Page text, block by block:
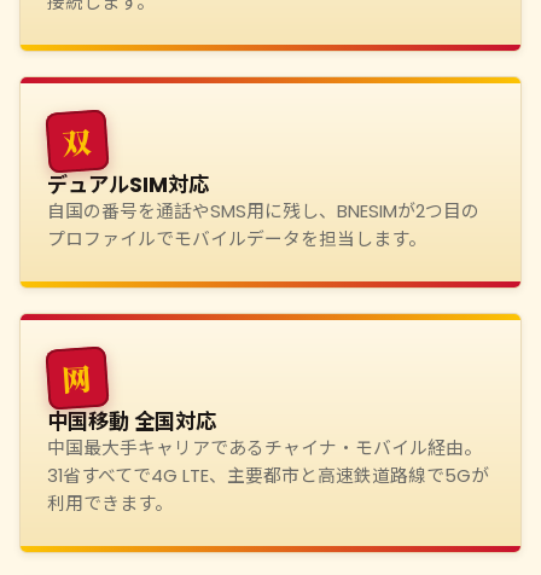
双
デュアルSIM対応
自国の番号を通話やSMS用に残し、BNESIMが2つ目の
プロファイルでモバイルデータを担当します。
网
中国移動 全国対応
中国最大手キャリアであるチャイナ・モバイル経由。
31省すべてで4G LTE、主要都市と高速鉄道路線で5Gが
利用できます。